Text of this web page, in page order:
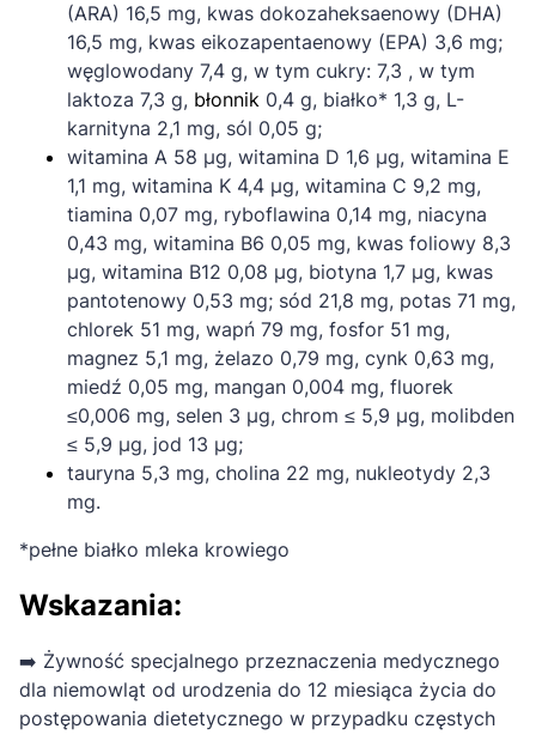
(ARA) 16,5 mg, kwas dokozaheksaenowy (DHA)
16,5 mg, kwas eikozapentaenowy (EPA) 3,6 mg;
węglowodany 7,4 g, w tym cukry: 7,3 , w tym
laktoza 7,3 g, błonnik 0,4 g, białko* 1,3 g, L-
karnityna 2,1 mg, sól 0,05 g;
witamina A 58 µg, witamina D 1,6 µg, witamina E
1,1 mg, witamina K 4,4 µg, witamina C 9,2 mg,
tiamina 0,07 mg, ryboflawina 0,14 mg, niacyna
0,43 mg, witamina B6 0,05 mg, kwas foliowy 8,3
µg, witamina B12 0,08 µg, biotyna 1,7 µg, kwas
pantotenowy 0,53 mg; sód 21,8 mg, potas 71 mg,
chlorek 51 mg, wapń 79 mg, fosfor 51 mg,
magnez 5,1 mg, żelazo 0,79 mg, cynk 0,63 mg,
miedź 0,05 mg, mangan 0,004 mg, fluorek
≤0,006 mg, selen 3 µg, chrom ≤ 5,9 µg, molibden
≤ 5,9 µg, jod 13 µg;
tauryna 5,3 mg, cholina 22 mg, nukleotydy 2,3
mg.
*pełne białko mleka krowiego
Wskazania:
➡️ Żywność specjalnego przeznaczenia medycznego
dla niemowląt od urodzenia do 12 miesiąca życia do
postępowania dietetycznego w przypadku częstych